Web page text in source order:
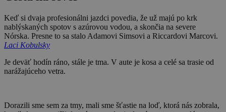
Keď si dvaja profesionálni jazdci povedia, že už majú po krk
nablýskaných spotov s azúrovou vodou, a skončia na severe
Nórska. Presne to sa stalo Adamovi Simsovi a Riccardovi Marcovi.
Laci Kobulsky
Je deväť hodín ráno, stále je tma. V aute je kosa a celé sa trasie od
narážajúceho vetra.
Dorazili sme sem za tmy, mali sme šťastie na loď, ktorá nás zobrala,